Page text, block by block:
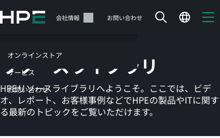
イ
テ
ツ
に
ス
ッ
サポート 会社情報 お問い合わせ
オンラインストア
サービス
お問い合わせ
リソースライブラリ
HPEリソースライブラリへようこそ。ここでは、ビデ
オ、レポート、お客様事例などでHPEの製品やITに関す
る最新のトピックをご覧いただけます。